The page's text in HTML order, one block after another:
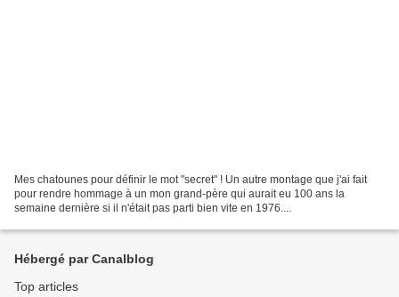
Mes chatounes pour définir le mot "secret" ! Un autre montage que j'ai fait
pour rendre hommage à un mon grand-père qui aurait eu 100 ans la
semaine dernière si il n'était pas parti bien vite en 1976....
Hébergé par Canalblog
Top articles